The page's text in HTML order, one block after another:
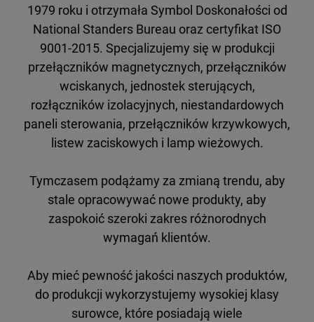
1979 roku i otrzymała Symbol Doskonałości od
National Standers Bureau oraz certyfikat ISO
9001-2015. Specjalizujemy się w produkcji
przełączników magnetycznych, przełączników
wciskanych, jednostek sterujących,
rozłączników izolacyjnych, niestandardowych
paneli sterowania, przełączników krzywkowych,
listew zaciskowych i lamp wieżowych.
Tymczasem podążamy za zmianą trendu, aby
stale opracowywać nowe produkty, aby
zaspokoić szeroki zakres różnorodnych
wymagań klientów.
Aby mieć pewność jakości naszych produktów,
do produkcji wykorzystujemy wysokiej klasy
surowce, które posiadają wiele